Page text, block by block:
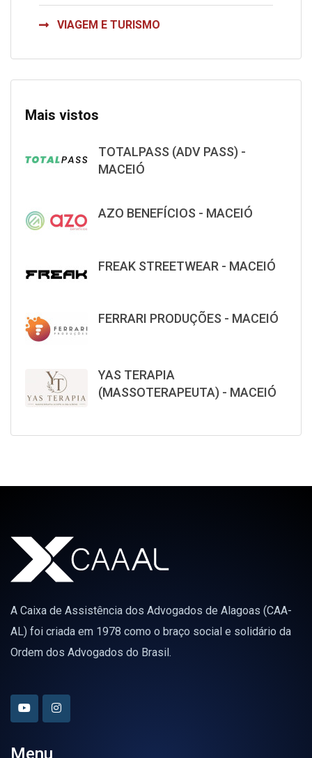
VIAGEM E TURISMO
Mais vistos
TOTALPASS (ADV PASS) -
MACEIÓ
AZO BENEFÍCIOS - MACEIÓ
FREAK STREETWEAR - MACEIÓ
FERRARI PRODUÇÕES - MACEIÓ
YAS TERAPIA
(MASSOTERAPEUTA) - MACEIÓ
A Caixa de Assistência dos Advogados de Alagoas (CAA-
AL) foi criada em 1978 como o braço social e solidário da
Ordem dos Advogados do Brasil.
Menu